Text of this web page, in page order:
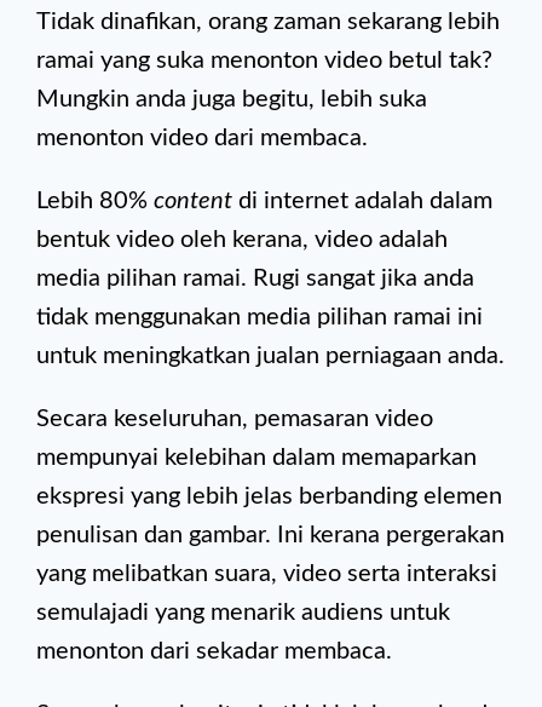
Tidak dinafikan, orang zaman sekarang lebih
ramai yang suka menonton video betul tak?
Mungkin anda juga begitu, lebih suka
menonton video dari membaca.
Lebih 80% content di internet adalah dalam
bentuk video oleh kerana, video adalah
media pilihan ramai. Rugi sangat jika anda
tidak menggunakan media pilihan ramai ini
untuk meningkatkan jualan perniagaan anda.
Secara keseluruhan, pemasaran video
mempunyai kelebihan dalam memaparkan
ekspresi yang lebih jelas berbanding elemen
penulisan dan gambar. Ini kerana pergerakan
yang melibatkan suara, video serta interaksi
semulajadi yang menarik audiens untuk
menonton dari sekadar membaca.